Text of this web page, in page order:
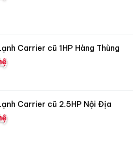
Carrier cũ 1HP Hàng Thùng
Carrier cũ 2.5HP Nội Địa